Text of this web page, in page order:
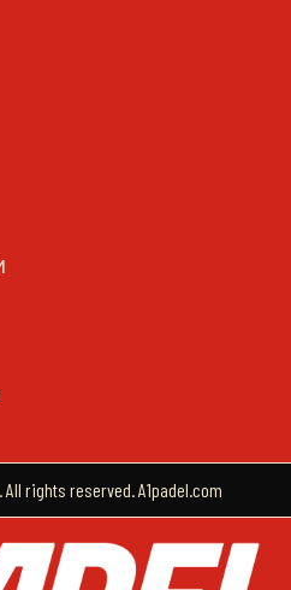
rights reserved. A1padel.com